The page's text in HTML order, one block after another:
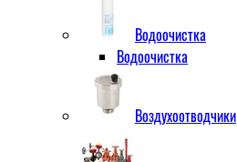
Водоочистка
Водоочистка
Воздухоотводчики